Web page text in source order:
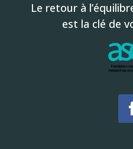
Le retour à
est la clé de